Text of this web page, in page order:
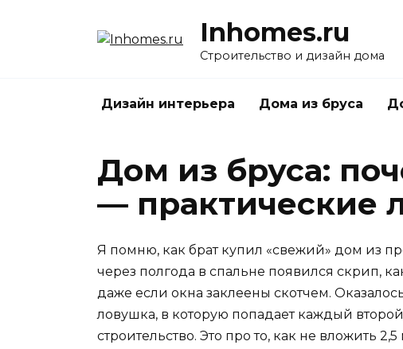
Inhomes.ru
Строительство и дизайн дома
Дизайн интерьера Дома из бруса
Дом из бруса:
— практические
Я помню, как брат купил «свежий» дом из
через полгода в спальне появился скрип,
даже если окна заклеены скотчем.
ловушка, в которую попадает каждый
строительство. Это про то, как не вложить